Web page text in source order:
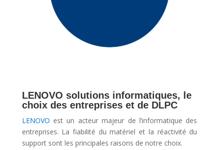
LENOVO solutions informatiques, le
choix des entreprises et de DLPC
LENOVO est un acteur majeur de l’informatique des
entreprises. La fiabilité du matériel et la réactivité du
support sont les principales raisons de notre choix.